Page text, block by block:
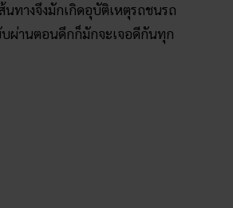
นทางจึงมักเกิดอุบัติเหตุรถชนรถ
ผ่านตอนดึกก็มักจะเจอดีกันทุก